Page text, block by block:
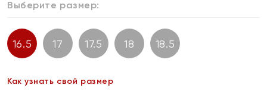
Выберите размер:
16.5 17 17.5 18 18.5
Как узнать свой размер